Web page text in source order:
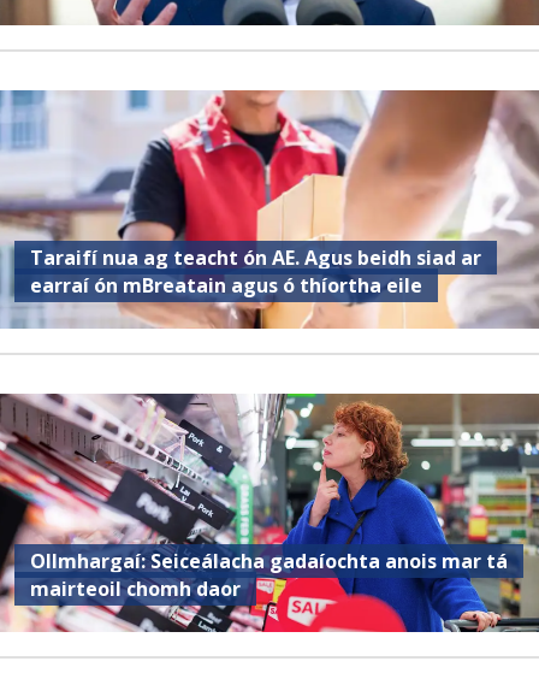
Taraifí nua ag teacht ón AE. Agus beidh siad ar
earraí ón mBreatain agus ó thíortha eile
Ollmhargaí: Seiceálacha gadaíochta anois mar tá
mairteoil chomh daor